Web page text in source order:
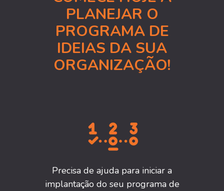
PLANEJAR O
PROGRAMA DE
IDEIAS DA SUA
ORGANIZAÇÃO!
Precisa de ajuda para iniciar a
implantação do seu programa de